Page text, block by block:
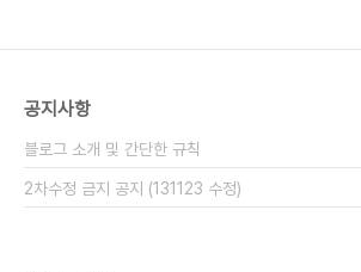
공지사항
블로그 소개 및 간단한 규칙
2차수정 금지 공지 (131123 수정)